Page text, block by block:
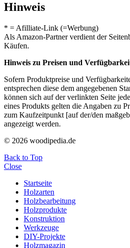
Hinweis
* = Afilliate-Link (=Werbung)
Als Amazon-Partner verdient der
Käufen.
Hinweis zu Preisen und
Sofern Produktpreise und
entsprechen diese dem angegebenen
können sich auf der verlinkten Seite
eines Produkts gelten die Angaben zu
zum Kaufzeitpunkt [auf der/den
angezeigt werden.
© 2026 woodipedia.de
Back to Top
Close
Startseite
Holzarten
Holzbearbeitung
Holzprodukte
Konstruktion
Werkzeuge
DIY-Projekte
Holzmagazin